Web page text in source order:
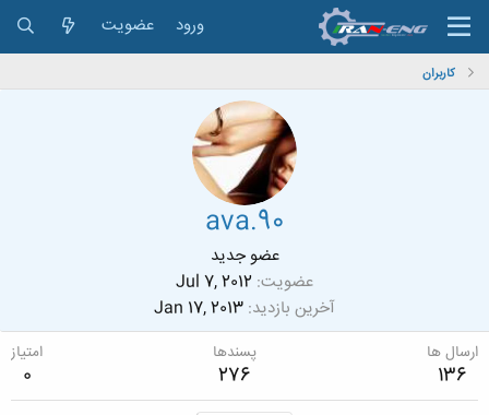
ورود عضویت
کاربران
ava.90
عضو جدید
عضویت Jul 7, 2012
آخرین بازدید Jan 17, 2013
ارسال ها
136
پسندها
276
امتیاز
0